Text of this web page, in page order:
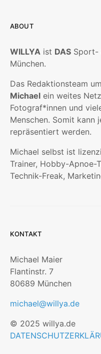
ABOUT
WILLYA ist DAS Sport-
München.
Das Redaktionsteam
Michael ein weites
Fotograf*innen und
Menschen. Somit kann
repräsentiert werden.
Michael selbst ist
Trainer, Hobby-Apnoe-
Technik-Freak,
KONTAKT
Michael Maier
Flantinstr. 7
80689 München
michael@willya.de
© 2025 willya.de